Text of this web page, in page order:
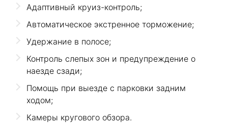
Адаптивный круиз-контроль;
Автоматическое экстренное торможение;
Удержание в полосе;
Контроль слепых зон и предупреждение о
наезде сзади;
Помощь при выезде с парковки задним
ходом;
Камеры кругового обзора.